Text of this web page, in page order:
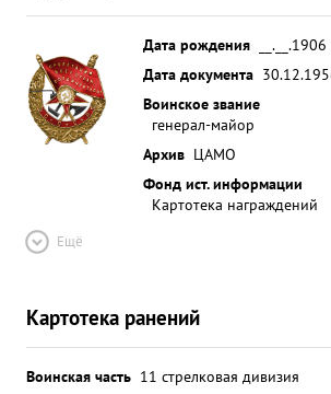
Дата рождения
__.__.1906
Дата документа
Воинское звание
генерал-майор
Архив ЦАМО
Фонд ист. информации
Картотека награждений
Ещё
Картотека ранений
Воинская часть 11 стрелковая дивизия